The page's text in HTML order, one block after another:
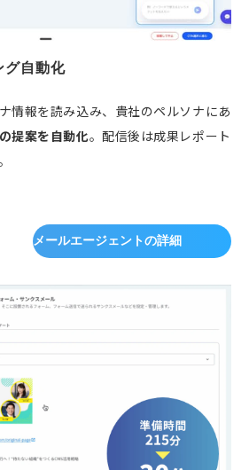
グ自動化
情報を読み込み、貴社のペルソナにあ
提案を自動化。配信後は成果レポート
メールエージェントの詳細